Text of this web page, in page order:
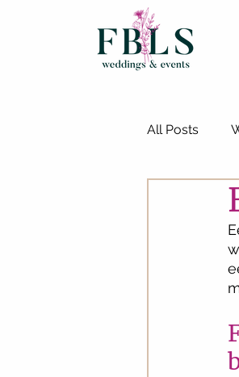
All Posts
Intieme
High